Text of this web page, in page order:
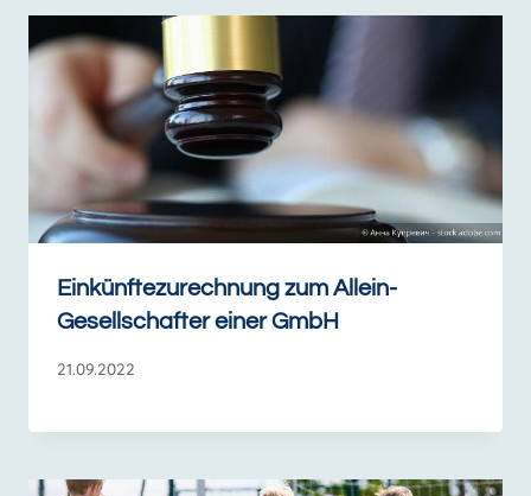
Einkünftezurechnung zum Allein-
Gesellschafter einer GmbH
21.09.2022